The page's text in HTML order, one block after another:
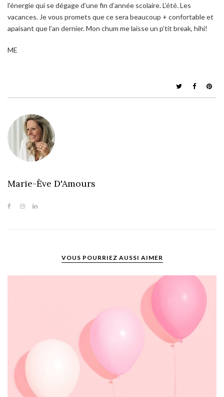
l’énergie qui se dégage d’une fin d’année scolaire. L’été. Les
vacances. Je vous promets que ce sera beaucoup + confortable et
apaisant que l’an dernier. Mon chum me laisse un p’tit break, hihi!
ME
Marie-Ève D'Amours
VOUS POURRIEZ AUSSI AIMER